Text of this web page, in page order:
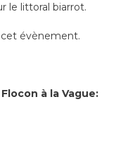
le littoral biarrot.
évènement.
à la Vague: